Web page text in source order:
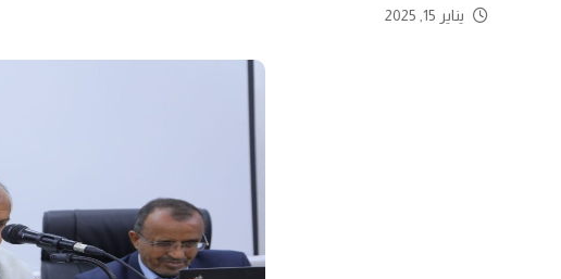
يناير 15, 2025